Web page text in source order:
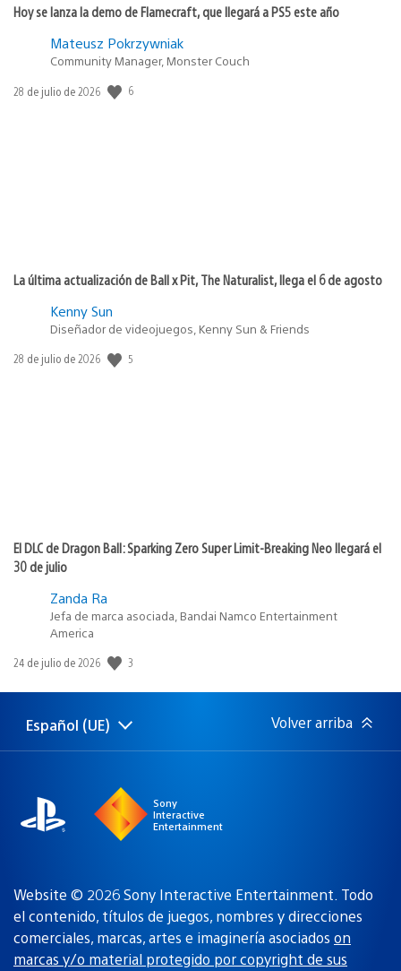
Hoy se lanza la demo de Flamecraft, que llegará a PS5 este año
Mateusz Pokrzywniak
Community Manager, Monster Couch
Fecha
28 de julio de 2026 6
La última actualización de Ball x Pit, The Naturalist, llega el 6 de agosto
Kenny Sun
Diseñador de videojuegos, Kenny Sun & Friends
Fecha
28 de julio de 2026 5
El DLC de Dragon Ball: Sparking Zero Super Limit-Breaking Neo llegará el
30 de julio
Zanda Ra
Jefa de marca asociada, Bandai Namco Entertainment
America
Fecha
publicación:
24 de julio de 2026 3
Selecciona
una
Región
actual:
Español (UE) Volver arriba
Sony
Interactive
Entertainment
Website © 2026 Sony Interactive Entertainment. Todo
el contenido, títulos de juegos, nombres y direcciones
comerciales, marcas, artes e imaginería asociados on
marcas y/o material protegido por copyright de sus